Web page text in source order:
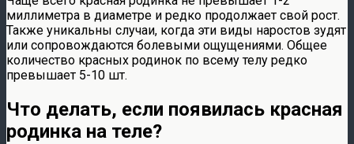
миллиметра в диаметре и редко продолжает свой рост.
Также уникальны случаи, когда эти виды наростов зудят
или сопровождаются болевыми ощущениями. Общее
количество красных родинок по всему телу редко
превышает 5-10 шт.
Что делать, если появилась красная
родинка на теле?